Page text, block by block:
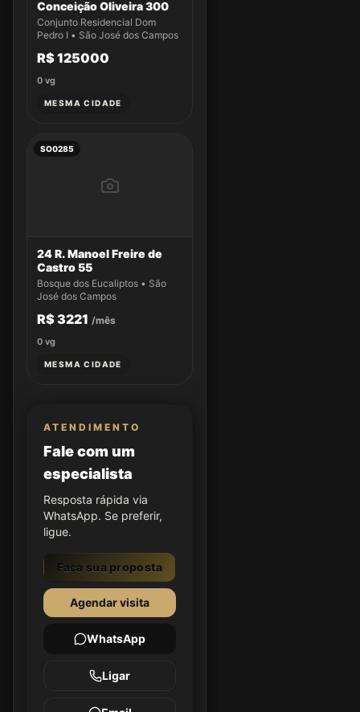
Conceição Oliveira 300
Conjunto Residencial Dom
Pedro I • São José dos Campos
R$ 125000
0 vg
MESMA CIDADE
SO0285
24 R. Manoel Freire de
Castro 55
Bosque dos Eucaliptos • São
José dos Campos
R$ 3221 /mês
0 vg
MESMA CIDADE
ATENDIMENTO
Fale com um
especialista
Resposta rápida via
WhatsApp. Se preferir,
ligue.
Faça sua proposta
Agendar visita
WhatsApp
Ligar